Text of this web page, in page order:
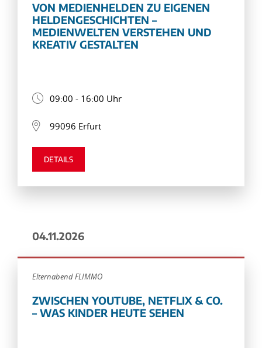
VON MEDIENHELDEN ZU EIGENEN
HELDENGESCHICHTEN –
MEDIENWELTEN VERSTEHEN UND
KREATIV GESTALTEN
09:00 - 16:00 Uhr
99096 Erfurt
DETAILS
04.11.2026
Elternabend FLIMMO
ZWISCHEN YOUTUBE, NETFLIX & CO.
– WAS KINDER HEUTE SEHEN